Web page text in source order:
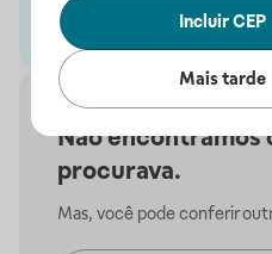
Incluir CEP
Mais tarde
Não encontramos
procurava.
Mas, você pode conferir